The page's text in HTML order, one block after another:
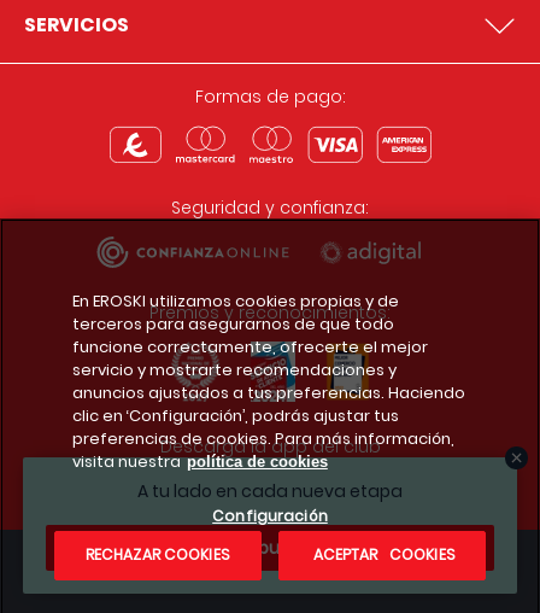
A tu lado en cada nueva etapa
¿Te apuntas?
SERVICIOS
Formas de pago:
Seguridad y confianza:
Premios y reconocimientos:
Descarga la app del club
Condiciones legales
En EROSKI utilizamos cookies propias y de
terceros para asegurarnos de que todo
funcione correctamente, ofrecerte el mejor
servicio y mostrarte recomendaciones y
anuncios ajustados a tus preferencias. Haciendo
clic en ‘Configuración’, podrás ajustar tus
preferencias de cookies. Para más información,
visita nuestra política de cookies
Configuración
RECHAZAR COOKIES
ACEPTAR COOKIES